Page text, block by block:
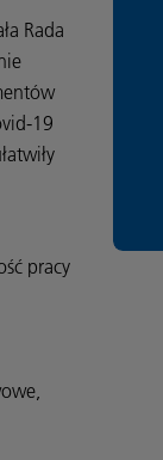
Rada
19
pracy